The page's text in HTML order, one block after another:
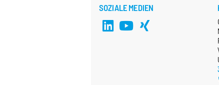
SOZIALE MEDIEN